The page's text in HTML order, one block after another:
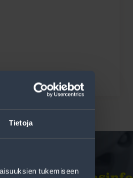
Tietoja
tukemiseen